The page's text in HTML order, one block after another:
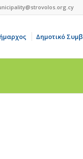
Δημοτικό